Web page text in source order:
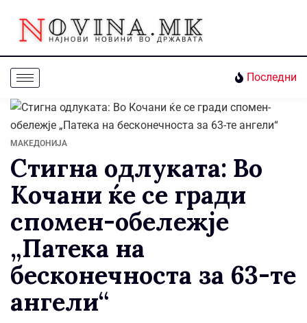
Последни
МАКЕДОНИЈА
Стигна одлуката: Во
Кочани ќе се гради
спомен-обележје
„Патека на
бесконечноста за 63-те
ангели“